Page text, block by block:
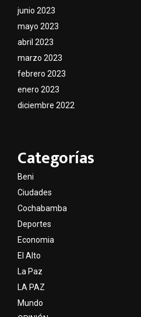
junio 2023
mayo 2023
abril 2023
marzo 2023
febrero 2023
enero 2023
diciembre 2022
Categorías
Beni
Ciudades
Cochabamba
Deportes
Economia
El Alto
La Paz
LA PAZ
Mundo